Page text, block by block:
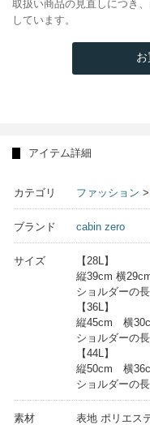
取扱い商品の見直しにつき
しています。
アイテム詳細
カテゴリ ファッション >
ブランド cabin zero
サイズ
【28L】
縦39cm 横
ショルダーの
【36L】
縦45cm 横
ショルダーの
【44L】
縦50cm 横
ショルダーの
素材
表地 ポリエス